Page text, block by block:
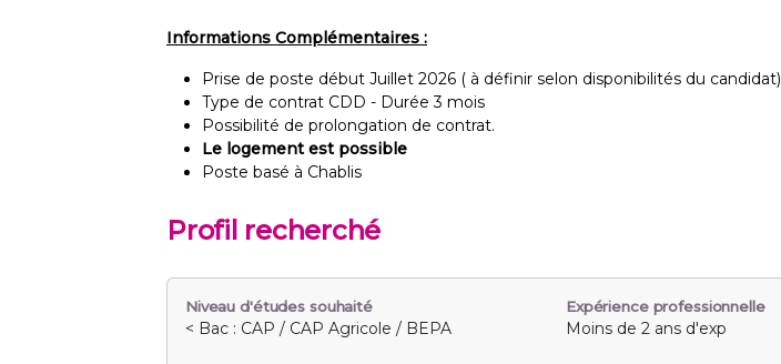
Informations Complémentaires :
Prise de poste début Juillet 2026 ( à définir selon disponibilités du candidat)
Type de contrat CDD - Durée 3 mois
Possibilité de prolongation de contrat.
Le logement est possible
Poste basé à Chablis
Profil recherché
Niveau d'études souhaité
< Bac : CAP / CAP Agricole / BEPA
Expérience professionnelle
Moins de 2 ans d'exp